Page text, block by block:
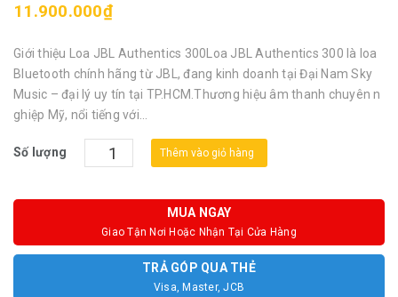
11.900.000₫
Giới thiệu Loa JBL Authentics 300Loa JBL Authentics 300 là loa
Bluetooth chính hãng từ JBL, đang kinh doanh tại Đại Nam Sky
Music – đại lý uy tín tại TP.HCM.Thương hiệu âm thanh chuyên n
ghiệp Mỹ, nổi tiếng với...
Số lượng Thêm vào giỏ hàng
MUA NGAY
Giao Tận Nơi Hoặc Nhận Tại Cửa Hàng
TRẢ GÓP QUA THẺ
Visa, Master, JCB